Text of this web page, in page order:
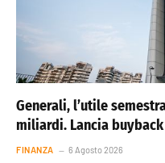
Generali, l’utile
miliardi. Lancia
FINANZA 6 Agosto 2026